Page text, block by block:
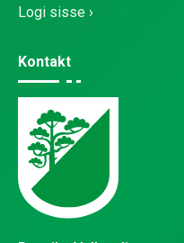
Logi sisse
Kontakt